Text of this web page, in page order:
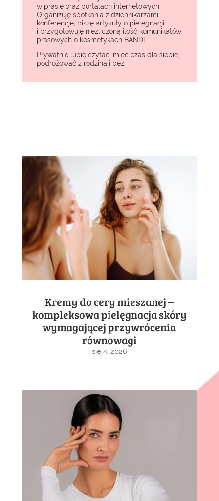
w prasie oraz portalach internetowych.
Organizuję spotkania z dziennikarzami,
konferencje, piszę artykuły o pielęgnacji
i przygotowuję niezliczoną ilość komunikatów
prasowych o kosmetykach BANDI.
Prywatnie lubię czytać, mieć czas dla siebie,
podróżować z rodziną i bez.
Kremy do cery mieszanej –
kompleksowa pielęgnacja skóry
wymagającej przywrócenia
równowagi
sie 4, 2026